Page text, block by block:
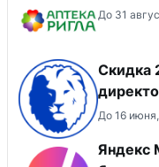
До 31
Скидка
До 16
Яндекс